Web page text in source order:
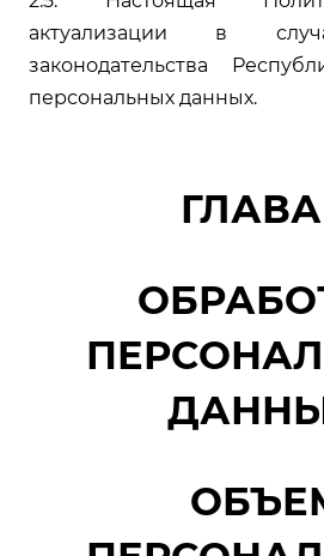
актуализации в
законодательства
персональных данных.
ГЛАВА